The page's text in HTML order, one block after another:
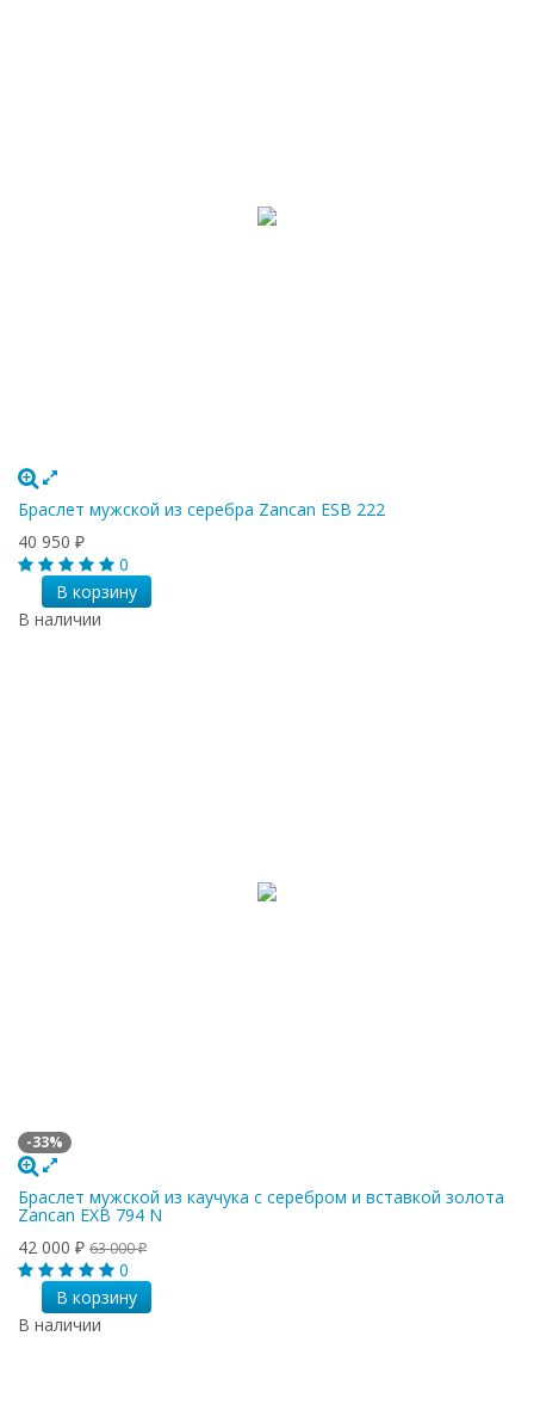
Браслет мужской из серебра Zancan ESB 222
40 950 ₽
0
В корзину
В наличии
-33%
Браслет мужской из каучука с серебром и вставкой золота
Zancan EXB 794 N
42 000 ₽ 63 000₽
0
В корзину
В наличии